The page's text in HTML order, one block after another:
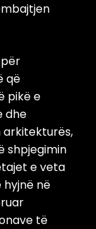
që
pikë e
dhe
arkitekturës,
shpjegimin
e veta
hyjnë në
të